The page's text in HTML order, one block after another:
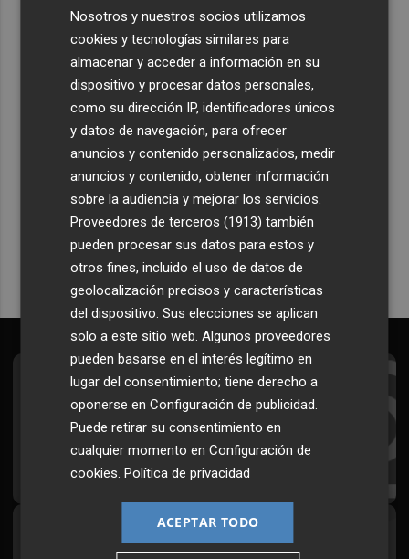
La Pobla de Farnals suma nuevos servicios de
proximidad al espacio público
Recibe toda la actualidad de
Plaza Podcast en tu correo
Quiero suscribirme
Suscríbete al Boletín
Todos los días a primera hora en tu email
¡Quiero suscribirme!
Síguenos en redes
Nosotros y nuestros socios utilizamos
cookies y tecnologías similares para
almacenar y acceder a información en su
dispositivo y procesar datos personales,
como su dirección IP, identificadores únicos
y datos de navegación, para ofrecer
anuncios y contenido personalizados, medir
anuncios y contenido, obtener información
sobre la audiencia y mejorar los servicios.
Proveedores de terceros (1913) también
pueden procesar sus datos para estos y
otros fines, incluido el uso de datos de
geolocalización precisos y características
del dispositivo. Sus elecciones se aplican
solo a este sitio web. Algunos proveedores
pueden basarse en el interés legítimo en
lugar del consentimiento; tiene derecho a
oponerse enConfiguración de publicidad.
Puede retirar su consentimiento en
cualquier momento enConfiguración de
cookies.Política de privacidad
ACEPTAR TODO